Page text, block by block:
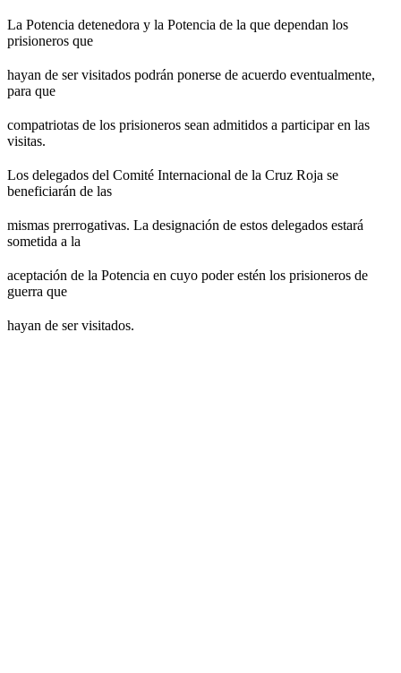
La Potencia detenedora y la Potencia de la que dependan los
prisioneros que
hayan de ser visitados podrán ponerse de acuerdo eventualmente,
para que
compatriotas de los prisioneros sean admitidos a participar en las
visitas.
Los delegados del Comité Internacional de la Cruz Roja se
beneficiarán de las
mismas prerrogativas. La designación de estos delegados estará
sometida a la
aceptación de la Potencia en cuyo poder estén los prisioneros de
guerra que
hayan de ser visitados.